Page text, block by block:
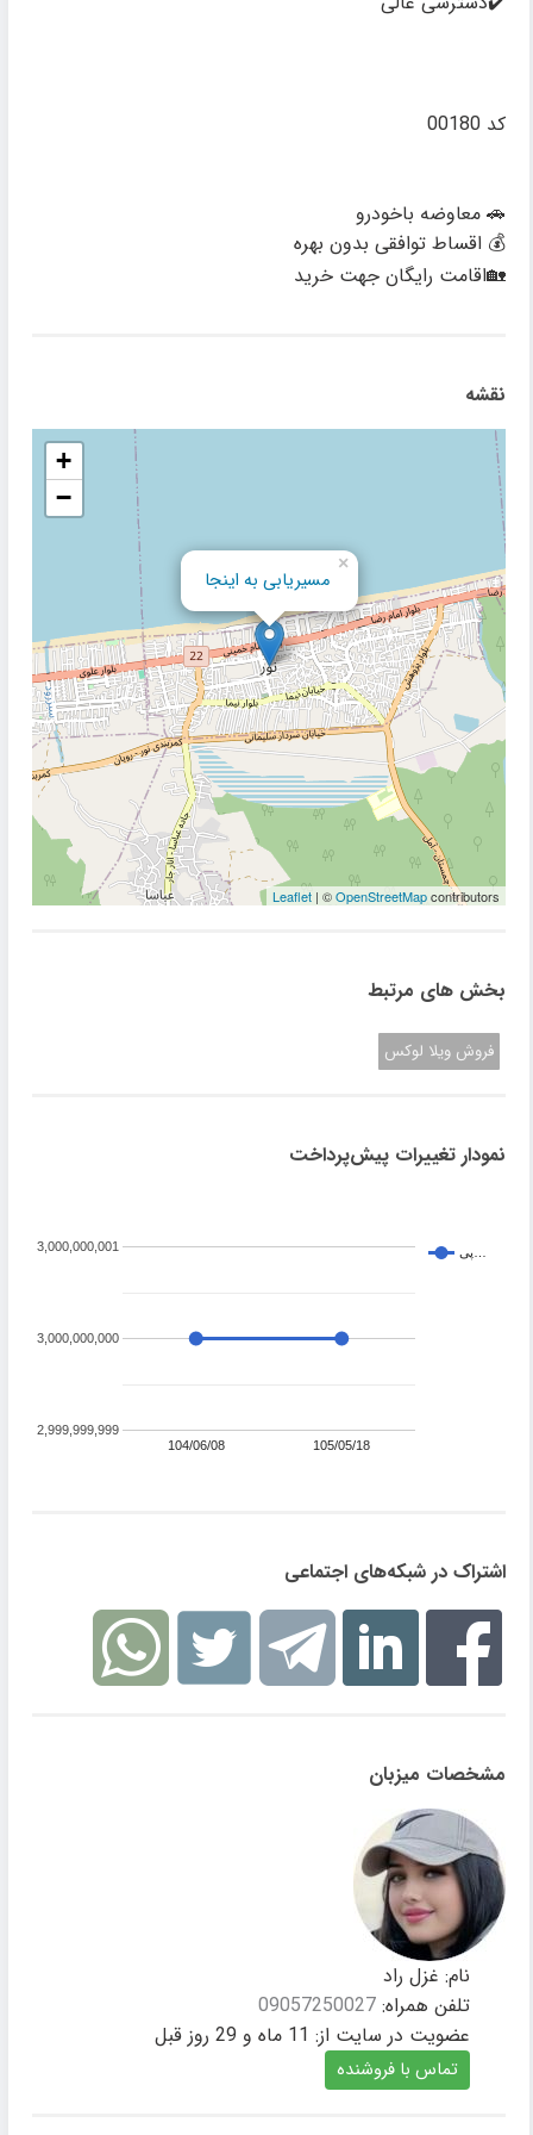
کد 00180
🚗 معاوضه باخودرو
💰 اقساط توافقی بدون بهره
🏡اقامت رایگان جهت خرید
نقشه
مسیریابی به اینجا
×
+
−
Leaflet | ©OpenStreetMapcontributors
بخش های مرتبط
فروش ویلا لوکس
نمودار تغییرات پیش‌پرداخت
104/06/08 105/05/18
2,999,999,999
3,000,000,000
3,000,000,001
اشتراک در شبکه‌های اجتماعی
مشخصات میزبان
نام: غزل راد
تلفن همراه: 09057250027
عضویت در سایت از: 11 ماه و 29 روز قبل